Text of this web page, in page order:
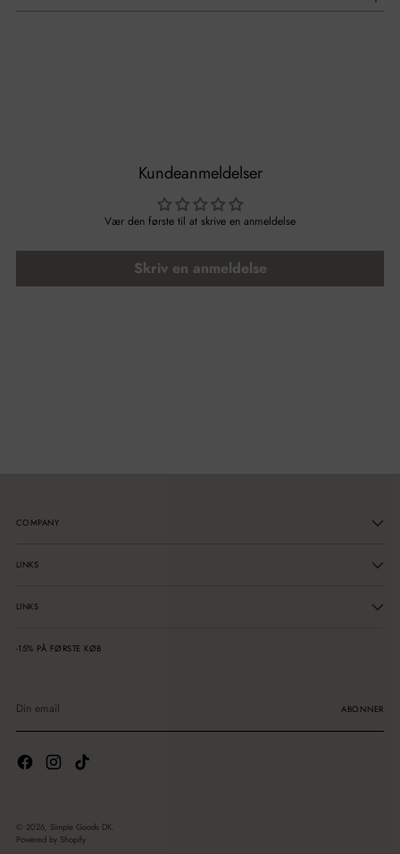
Kundeanmeldelser
Vær den første til at skrive en anmeldelse
Skriv en anmeldelse
COMPANY
LINKS
LINKS
-15% PÅ FØRSTE KØB
email
ABONNER
© 2026, Simple Goods DK.
Powered by Shopify